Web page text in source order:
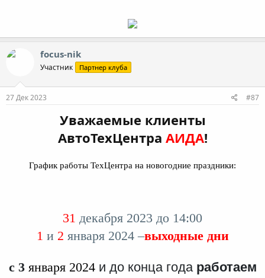
focus-nik
Участник Партнер клуба
27 Дек 2023 #87
Уважаемые клиенты
АвтоТехЦентра АИДА!
График работы ТехЦентра на новогодние праздники:
31 декабря 2023 до 14:00
1 и 2 января 2024 –выходные дни
с 3 января 2024и до конца года работаем